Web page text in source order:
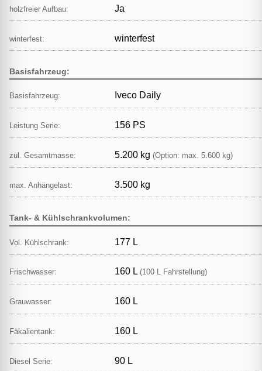
holzfreier Aufbau: Ja
winterfest: winterfest
Basisfahrzeug:
Basisfahrzeug: Iveco Daily
Leistung Serie: 156 PS
zul. Gesamtmasse: 5.200 kg (Option: max. 5.600 kg)
max. Anhängelast: 3.500 kg
Tank- & Kühlschrankvolumen:
Vol. Kühlschrank: 177 L
Frischwasser: 160 L (100 L Fahrstellung)
Grauwasser: 160 L
Fäkalientank: 160 L
Diesel Serie: 90 L